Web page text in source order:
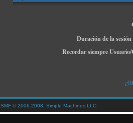
Duración de la
Recordar siempre
SMF © 2006-2008, Simple Machines LLC